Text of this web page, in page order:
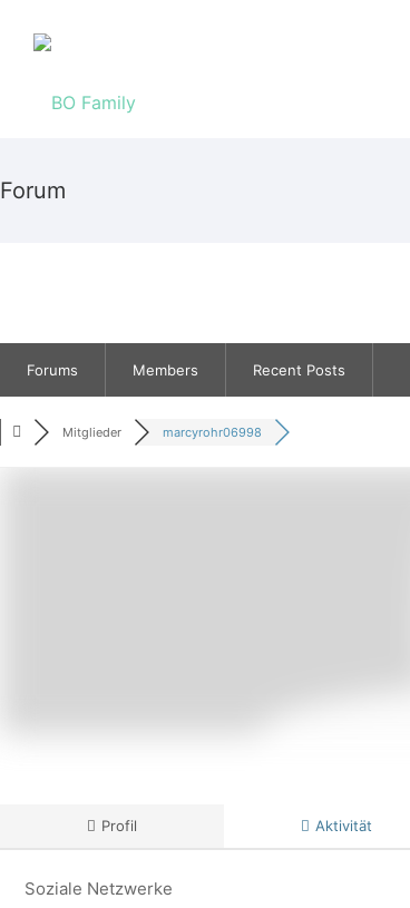
Forum
Forums Members Recent Posts
Mitglieder marcyrohr06998
Profil Aktivität
Soziale Netzwerke